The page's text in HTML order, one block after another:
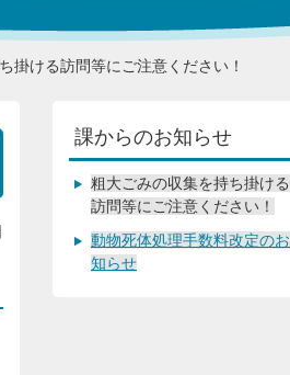
掛ける訪問等にご注意ください！
課からのお知らせ
粗大ごみの収集を持ち掛ける
訪問等にご注意ください！
動物死体処理手数料改定のお
知らせ